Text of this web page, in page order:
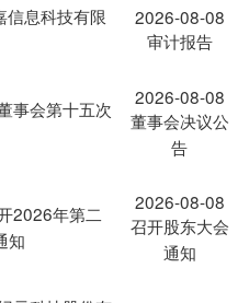
信息科技有限
2026-08-08
审计报告
事会第十五次
2026-08-08
董事会决议公
告
2026年第二
知
2026-08-08
召开股东大会
通知